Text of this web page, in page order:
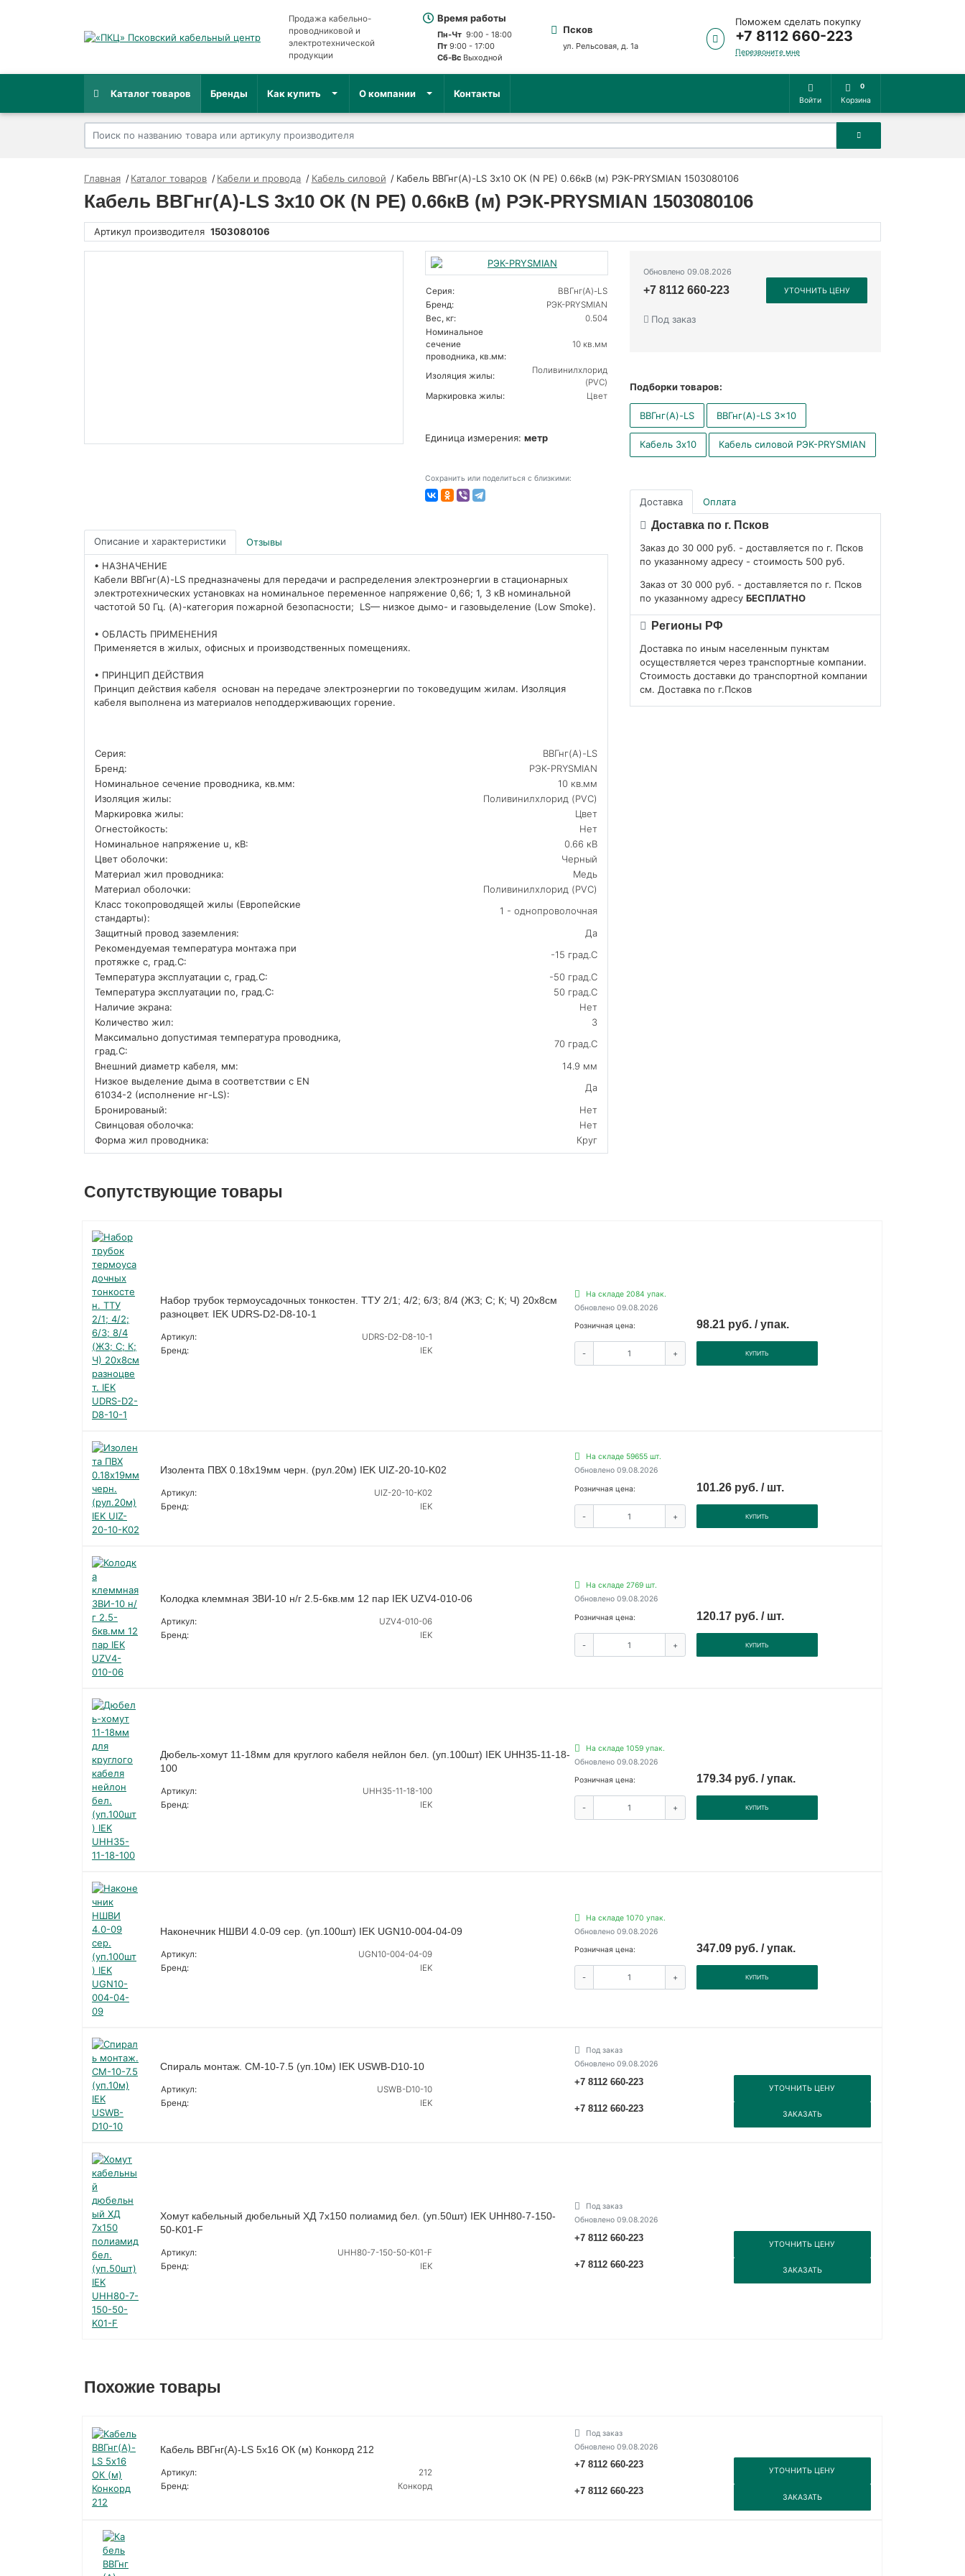
Продажа кабельно-
проводниковой и
электротехнической
продукции
Время работы
Пн-Чт9:00 - 18:00
Пт9:00 - 17:00
Сб-ВсВыходной
Псков
ул. Рельсовая, д. 1а
Поможем сделать покупку
+7 8112 660-223
Перезвоните мне
Каталог товаров Бренды Как купить О компании Контакты
Войти
0
Корзина
Главная Каталог товаров Кабели и провода Кабель силовой Кабель ВВГнг(А)-LS 3х10 ОК (N PE) 0.66кВ (м) РЭК-PRYSMIAN 1503080106
Кабель ВВГнг(А)-LS 3х10 ОК (N PE) 0.66кВ (м) РЭК-PRYSMIAN 1503080106
Артикул производителя 1503080106
Серия:
ВВГнг(А)-LS
Бренд:
РЭК-PRYSMIAN
Вес, кг:
0.504
Номинальное
сечение
проводника, кв.мм:
10 кв.мм
Изоляция жилы:
Поливинилхлорид
(PVC)
Маркировка жилы:
Цвет
Единица измерения: метр
Сохранить или поделиться с близкими:
Обновлено 09.08.2026
+7 8112 660-223 УТОЧНИТЬ ЦЕНУ
Под заказ
Подборки товаров:
ВВГнг(А)-LS ВВГнг(А)-LS 3x10
Кабель 3x10 Кабель силовой РЭК-PRYSMIAN
Доставка Оплата
Доставка по г. Псков
Заказ до 30 000 руб. - доставляется по г. Псков
по указанному адресу - стоимость 500 руб.
Заказ от 30 000 руб. - доставляется по г. Псков
по указанному адресу БЕСПЛАТНО
Регионы РФ
Доставка по иным населенным пунктам
осуществляется через транспортные компании.
Стоимость доставки до транспортной компании
см. Доставка по г.Псков
Описание и характеристики Отзывы
• НАЗНАЧЕНИЕ
Кабели ВВГнг(А)-LS предназначены для передачи и распределения электроэнергии в стационарных
электротехнических установках на номинальное переменное напряжение 0,66; 1, 3 кВ номинальной
частотой 50 Гц. (A)-категория пожарной безопасности; LS— низкое дымо- и газовыделение (Low Smoke).
• ОБЛАСТЬ ПРИМЕНЕНИЯ
Применяется в жилых, офисных и производственных помещениях.
• ПРИНЦИП ДЕЙСТВИЯ
Принцип действия кабеля основан на передаче электроэнергии по токоведущим жилам. Изоляция
кабеля выполнена из материалов неподдерживающих горение.
Серия:
ВВГнг(А)-LS
Бренд:
РЭК-PRYSMIAN
Номинальное сечение проводника, кв.мм:
10 кв.мм
Изоляция жилы:
Поливинилхлорид (PVC)
Маркировка жилы:
Цвет
Огнестойкость:
Нет
Номинальное напряжение u, кВ:
0.66 кВ
Цвет оболочки:
Черный
Материал жил проводника:
Медь
Материал оболочки:
Поливинилхлорид (PVC)
Класс токопроводящей жилы (Европейские
стандарты):
1 - однопроволочная
Защитный провод заземления:
Да
Рекомендуемая температура монтажа при
протяжке с, град.C:
-15 град.C
Температура эксплуатации с, град.C:
-50 град.C
Температура эксплуатации по, град.C:
50 град.C
Наличие экрана:
Нет
Количество жил:
3
Максимально допустимая температура проводника,
град.C:
70 град.C
Внешний диаметр кабеля, мм:
14.9 мм
Низкое выделение дыма в соответствии с EN
61034-2 (исполнение нг-LS):
Да
Бронированый:
Нет
Свинцовая оболочка:
Нет
Форма жил проводника:
Круг
Сопутствующие товары
Набор трубок термоусадочных тонкостен. ТТУ 2/1; 4/2; 6/3; 8/4 (ЖЗ; С; К; Ч) 20х8см
разноцвет. IEK UDRS-D2-D8-10-1
Артикул:
UDRS-D2-D8-10-1
Бренд:
IEK
На складе 2084 упак.
Обновлено 09.08.2026
Розничная цена:
98.21 руб. / упак.
- + КУПИТЬ
Изолента ПВХ 0.18х19мм черн. (рул.20м) IEK UIZ-20-10-K02
Артикул:
UIZ-20-10-K02
Бренд:
IEK
На складе 59655 шт.
Обновлено 09.08.2026
Розничная цена:
101.26 руб. / шт.
- + КУПИТЬ
Колодка клеммная ЗВИ-10 н/г 2.5-6кв.мм 12 пар IEK UZV4-010-06
Артикул:
UZV4-010-06
Бренд:
IEK
На складе 2769 шт.
Обновлено 09.08.2026
Розничная цена:
120.17 руб. / шт.
- + КУПИТЬ
Дюбель-хомут 11-18мм для круглого кабеля нейлон бел. (уп.100шт) IEK UHH35-11-18-
100
Артикул:
UHH35-11-18-100
Бренд:
IEK
На складе 1059 упак.
Обновлено 09.08.2026
Розничная цена:
179.34 руб. / упак.
- + КУПИТЬ
Наконечник НШВИ 4.0-09 сер. (уп.100шт) IEK UGN10-004-04-09
Артикул:
UGN10-004-04-09
Бренд:
IEK
На складе 1070 упак.
Обновлено 09.08.2026
Розничная цена:
347.09 руб. / упак.
- + КУПИТЬ
Спираль монтаж. СМ-10-7.5 (уп.10м) IEK USWB-D10-10
Артикул:
USWB-D10-10
Бренд:
IEK
Под заказ
Обновлено 09.08.2026
+7 8112 660-223
УТОЧНИТЬ ЦЕНУ
+7 8112 660-223
ЗАКАЗАТЬ
Хомут кабельный дюбельный ХД 7х150 полиамид бел. (уп.50шт) IEK UHH80-7-150-
50-K01-F
Артикул:
UHH80-7-150-50-K01-F
Бренд:
IEK
Под заказ
Обновлено 09.08.2026
+7 8112 660-223
УТОЧНИТЬ ЦЕНУ
+7 8112 660-223
ЗАКАЗАТЬ
Похожие товары
Кабель ВВГнг(А)-LS 5х16 ОК (м) Конкорд 212
Артикул:
212
Бренд:
Конкорд
Под заказ
Обновлено 09.08.2026
+7 8112 660-223
УТОЧНИТЬ ЦЕНУ
+7 8112 660-223
ЗАКАЗАТЬ